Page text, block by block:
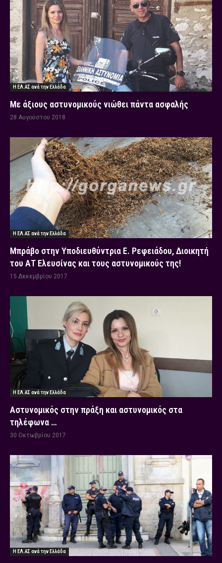
Η ΕΛ.ΑΣ ανά την Ελλάδα
Με άξιους αστυνομικούς νιώθει πάντα ασφαλής
28 Αυγούστου 2018
Η ΕΛ.ΑΣ ανά την Ελλάδα
Μπράβο στην Υποδιευθύντρια Ε. Ρεφειάδου, Διοικητή
του ΑΤ Ελευσίνας και τους αστυνομικούς της!
15 Δεκεμβρίου 2017
Η ΕΛ.ΑΣ ανά την Ελλάδα
Αστυνομικός στην πράξη και αστυνομικός στα
τηλέφωνα …
30 Οκτωβρίου 2017
Η ΕΛ.ΑΣ ανά την Ελλάδα